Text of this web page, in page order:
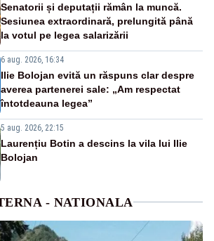
Senatorii și deputații rămân la muncă.
Sesiunea extraordinară, prelungită până
la votul pe legea salarizării
6 aug. 2026, 16:34
Ilie Bolojan evită un răspuns clar despre
averea partenerei sale: „Am respectat
întotdeauna legea”
5 aug. 2026, 22:15
Laurențiu Botin a descins la vila lui Ilie
Bolojan
- NATIONALA